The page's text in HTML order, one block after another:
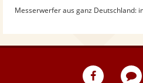
Messerwerfer aus ganz Deutschland: